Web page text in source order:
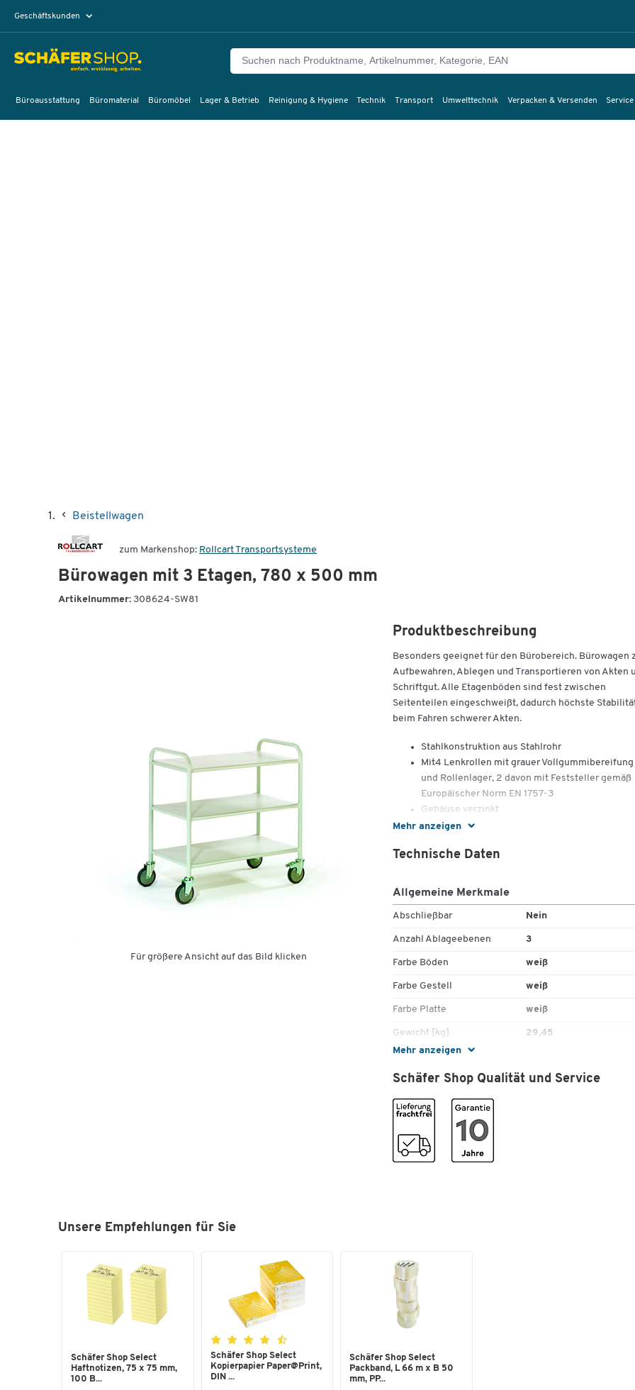
Geschäftskunden
Büroausstattung Büromaterial Büromöbel Lager & Betrieb Reinigung & Hygiene Technik Transport Umwelttechnik Verpacken & Versenden
Beistellwagen
zum Markenshop: Rollcart Transportsysteme
Bürowagen mit 3 Etagen, 780 x 500 mm
Artikelnummer: 308624-SW81
Für größere Ansicht auf das Bild klicken
Mehr anzeigen
Produktbeschreibung
Besonders geeignet für den Bürobereich. Bürowagen
Aufbewahren, Ablegen und Transportieren von Akten
Schriftgut. Alle Etagenböden sind fest zwischen
Seitenteilen eingeschweißt, dadurch höchste
beim Fahren schwerer Akten.
Stahlkonstruktion aus Stahlrohr
Mit4 Lenkrollen mit grauer Vollgummibereifung
und Rollenlager, 2 davon mit Feststeller gemäß
Europäischer Norm EN 1757-3
Gehäuse verzinkt
Ladeflächen aus Holzwerkstoffplatte (MDF) mit
Ladefläche: B 780 x T 500 mm
Etagenhöhe: 230/510/800 mm
Schiebegriffhöhe: 900 mm
Tragkraft: 150 kg
Rad Ø: 125 mm
Mehr anzeigen
Technische Daten
Allgemeine Merkmale
Abschließbar Nein
Anzahl Ablageebenen 3
Farbe Böden weiß
Farbe Gestell weiß
Farbe Platte weiß
Gewicht [kg] 29,45
Höhe [mm]
Material Böden
Mitteldichte Faserplatte
Material Gestell
Material Platte
Maße
Breite [mm]
Schäfer Shop Qualität und Service
Unsere Empfehlungen für Sie
Schäfer Shop Select
Haftnotizen, 75 x 75 mm,
100 B...
Schäfer Shop Select
Kopierpapier Paper@Print,
DIN ...
Schäfer Shop Select
Packband, L 66 m x B 50
mm, PP...